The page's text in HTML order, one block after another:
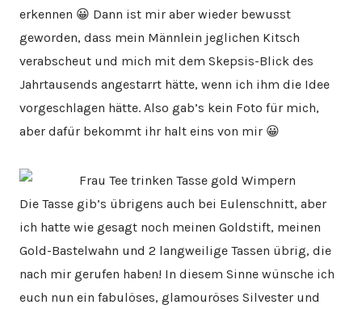
erkennen 😀 Dann ist mir aber wieder bewusst
geworden, dass mein Männlein jeglichen Kitsch
verabscheut und mich mit dem Skepsis-Blick des
Jahrtausends angestarrt hätte, wenn ich ihm die Idee
vorgeschlagen hätte. Also gab’s kein Foto für mich,
aber dafür bekommt ihr halt eins von mir 😀
Die Tasse gib’s übrigens auch bei Eulenschnitt, aber
ich hatte wie gesagt noch meinen Goldstift, meinen
Gold-Bastelwahn und 2 langweilige Tassen übrig, die
nach mir gerufen haben! In diesem Sinne wünsche ich
euch nun ein fabulöses, glamouröses Silvester und